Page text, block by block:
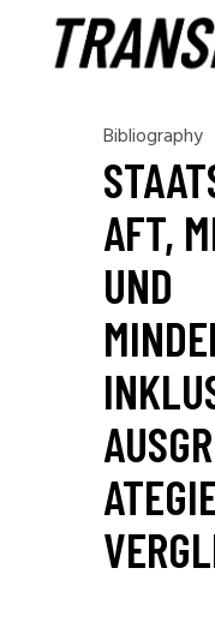
Bibliography
AFT,
UND